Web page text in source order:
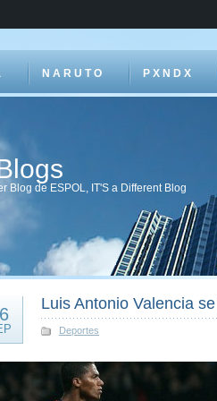
N A R U T O P X N D X
Blog de ESPOL, IT'S a Different Blog
Luis Antonio Valencia
Deportes